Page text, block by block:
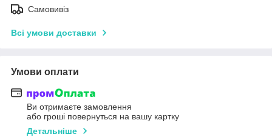
Самовивіз
Всі умови доставки
Умови оплати
Ви отримаєте замовлення
або гроші повернуться на вашу картку
Детальніше